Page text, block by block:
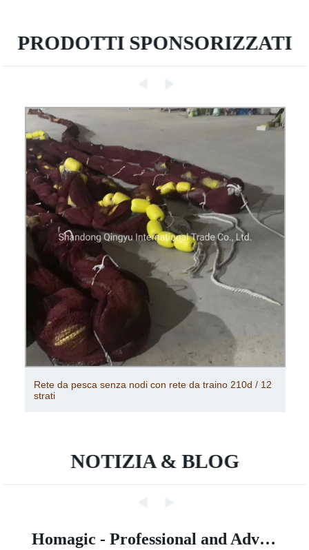
PRODOTTI SPONSORIZZATI
Rete da pesca senza nodi con rete da traino 210d / 12
strati
NOTIZIA & BLOG
Homagic - Professional and Advanced Integrated Prefab Construction